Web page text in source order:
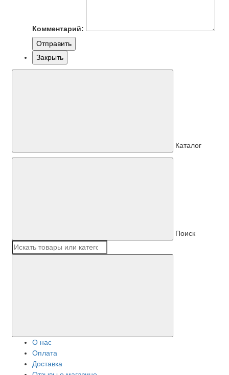
Комментарий:
Отправить
Закрыть
Каталог
Поиск
О нас
Оплата
Доставка